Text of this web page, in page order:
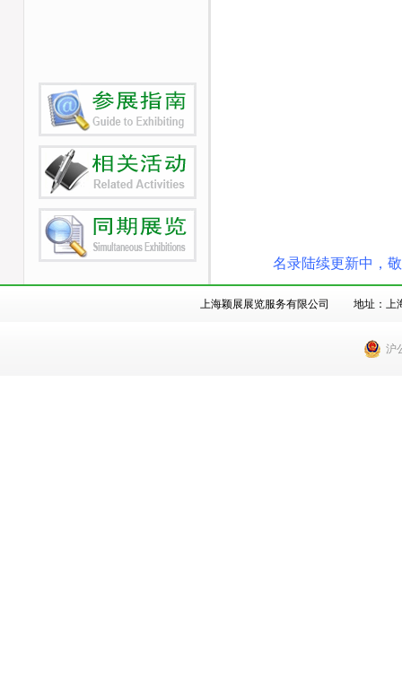
名录陆续更新中，
上海颖展展览服务有限公司 地址：上
沪